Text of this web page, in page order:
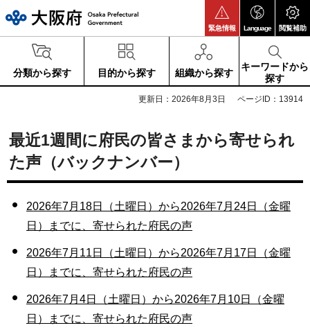
緊急情報 Language 閲覧補助
分類から探す 目的から探す 組織から探す
キーワードから
探す
更新日：2026年8月3日 ページID：13914
最近1週間に府民の皆さまから寄せられ
た声（バックナンバー）
2026年7月18日（土曜日）から2026年7月24日（金曜
日）までに、寄せられた府民の声
2026年7月11日（土曜日）から2026年7月17日（金曜
日）までに、寄せられた府民の声
2026年7月4日（土曜日）から2026年7月10日（金曜
日）までに、寄せられた府民の声